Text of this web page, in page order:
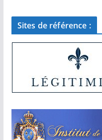
Sites de référence :